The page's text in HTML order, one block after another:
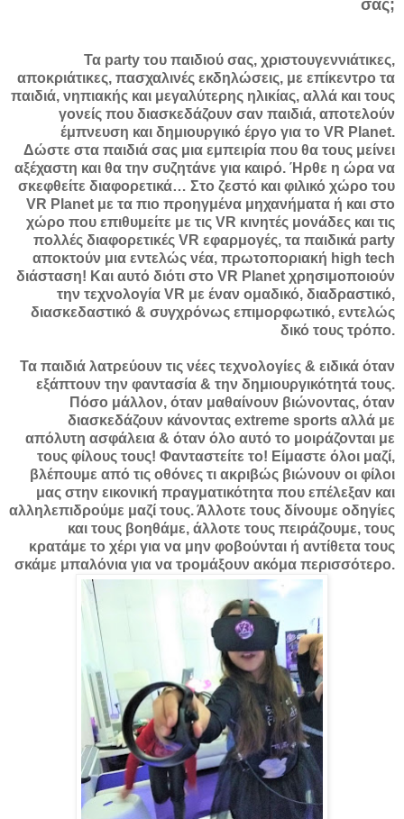
σας;
Τα party του παιδιού σας, χριστουγεννιάτικες,
αποκριάτικες, πασχαλινές εκδηλώσεις, με επίκεντρο τα
παιδιά, νηπιακής και μεγαλύτερης ηλικίας, αλλά και τους
γονείς που διασκεδάζουν σαν παιδιά, αποτελούν
έμπνευση και δημιουργικό έργο για τo VR Planet.
Δώστε στα παιδιά σας μια εμπειρία που θα τους μείνει
αξέχαστη και θα την συζητάνε για καιρό. Ήρθε η ώρα να
σκεφθείτε διαφορετικά… Στο ζεστό και φιλικό χώρο του
VR Planet με τα πιο προηγμένα μηχανήματα ή και στο
χώρο που επιθυμείτε με τις VR κινητές μονάδες και τις
πολλές διαφορετικές VR εφαρμογές, τα παιδικά party
αποκτούν μια εντελώς νέα, πρωτοποριακή high tech
διάσταση! Και αυτό διότι στο VR Planet χρησιμοποιούν
την τεχνολογία VR με έναν ομαδικό, διαδραστικό,
διασκεδαστικό & συγχρόνως επιμορφωτικό, εντελώς
δικό τους τρόπο.
Τα παιδιά λατρεύουν τις νέες τεχνολογίες & ειδικά όταν
εξάπτουν την φαντασία & την δημιουργικότητά τους.
Πόσο μάλλον, όταν μαθαίνουν βιώνοντας, όταν
διασκεδάζουν κάνοντας extreme sports αλλά με
απόλυτη ασφάλεια & όταν όλο αυτό το μοιράζονται με
τους φίλους τους! Φανταστείτε το! Είμαστε όλοι μαζί,
βλέπουμε από τις οθόνες τι ακριβώς βιώνουν οι φίλοι
μας στην εικονική πραγματικότητα που επέλεξαν και
αλληλεπιδρούμε μαζί τους. Άλλοτε τους δίνουμε οδηγίες
και τους βοηθάμε, άλλοτε τους πειράζουμε, τους
κρατάμε το χέρι για να μην φοβούνται ή αντίθετα τους
σκάμε μπαλόνια για να τρομάξουν ακόμα περισσότερο.